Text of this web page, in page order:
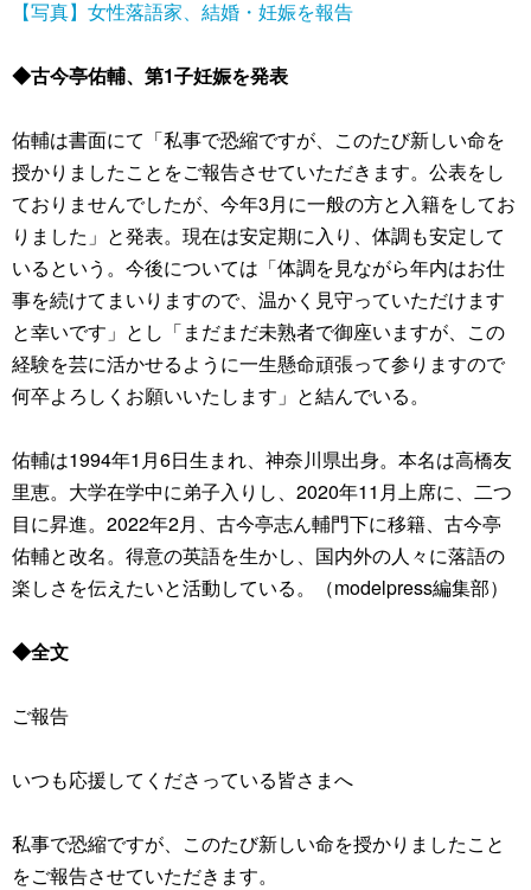
【写真】女性落語家、結婚・妊娠を報告
◆古今亭佑輔、第1子妊娠を発表
佑輔は書面にて「私事で恐縮ですが、このたび新しい命を
授かりましたことをご報告させていただきます。公表をし
ておりませんでしたが、今年3月に一般の方と入籍をしてお
りました」と発表。現在は安定期に入り、体調も安定して
いるという。今後については「体調を見ながら年内はお仕
事を続けてまいりますので、温かく見守っていただけます
と幸いです」とし「まだまだ未熟者で御座いますが、この
経験を芸に活かせるように一生懸命頑張って参りますので
何卒よろしくお願いいたします」と結んでいる。
佑輔は1994年1月6日生まれ、神奈川県出身。本名は高橋友
里恵。大学在学中に弟子入りし、2020年11月上席に、二つ
目に昇進。2022年2月、古今亭志ん輔門下に移籍、古今亭
佑輔と改名。得意の英語を生かし、国内外の人々に落語の
楽しさを伝えたいと活動している。（modelpress編集部）
◆全文
ご報告
いつも応援してくださっている皆さまへ
私事で恐縮ですが、このたび新しい命を授かりましたこと
をご報告させていただきます。